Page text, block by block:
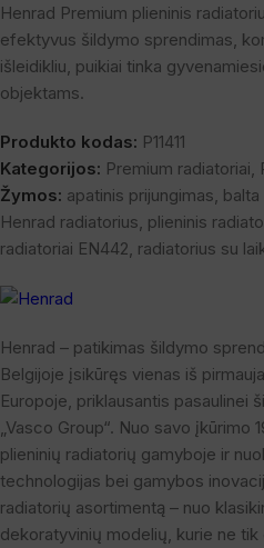
Henrad Premium plieninis
efektyvus šildymo sprendimas,
išleidikliu, puikiai tinka
objektams.
Produkto kodas: P11411
Kategorijos: Premium radiatoriai
Žymos: apatinis prijungimas balta
Henrad radiatorius plieninis
radiatoriai EN442 radiatorius su
Henrad – patikimas šildymo
Belgijoje įsikūręs vienas iš
Europoje, priklausantis pasaulinei
„Vasco Group“. Nuo savo
plieninių radiatorių gamyboje ir
technologijas bei gamybos
radiatorių asortimentą – nuo
dekoratyvinių modelių, kurie ne